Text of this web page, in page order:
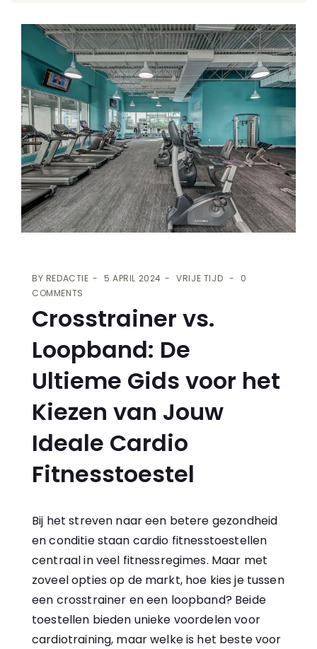
BY REDACTIE 5 APRIL 2024 VRIJE TIJD
0
COMMENTS
Crosstrainer vs.
Loopband: De
Ultieme Gids voor het
Kiezen van Jouw
Ideale Cardio
Fitnesstoestel
Bij het streven naar een betere gezondheid
en conditie staan cardio fitnesstoestellen
centraal in veel fitnessregimes. Maar met
zoveel opties op de markt, hoe kies je tussen
een crosstrainer en een loopband? Beide
toestellen bieden unieke voordelen voor
cardiotraining, maar welke is het beste voor